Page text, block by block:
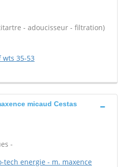
- adoucisseur - filtration)
wts 35-53
micaud Cestas
-
tech energie - m. maxence